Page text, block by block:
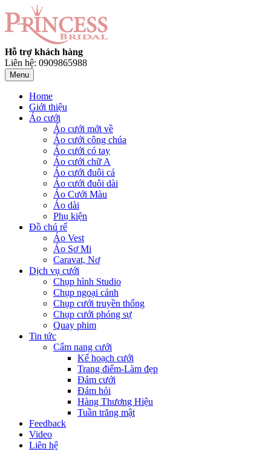
Hỗ trợ khách hàng
Liên hệ: 0909865988
Menu
Home
Giới thiệu
Áo cưới
Áo cưới mới về
Áo cưới công chúa
Áo cưới có tay
Áo cưới chữ A
Áo cưới đuôi cá
Áo cưới đuôi dài
Áo Cưới Màu
Áo dài
Phụ kiện
Đồ chú rể
Áo Vest
Áo Sơ Mi
Caravat, Nơ
Dịch vụ cưới
Chụp hình Studio
Chụp ngoại cảnh
Chụp cưới truyền thống
Chụp cưới phóng sự
Quay phim
Tin tức
Cẩm nang cưới
Kế hoạch cưới
Trang điểm-Làm đẹp
Đám cưới
Đám hỏi
Hàng Thương Hiệu
Tuần trăng mật
Feedback
Video
Liên hệ